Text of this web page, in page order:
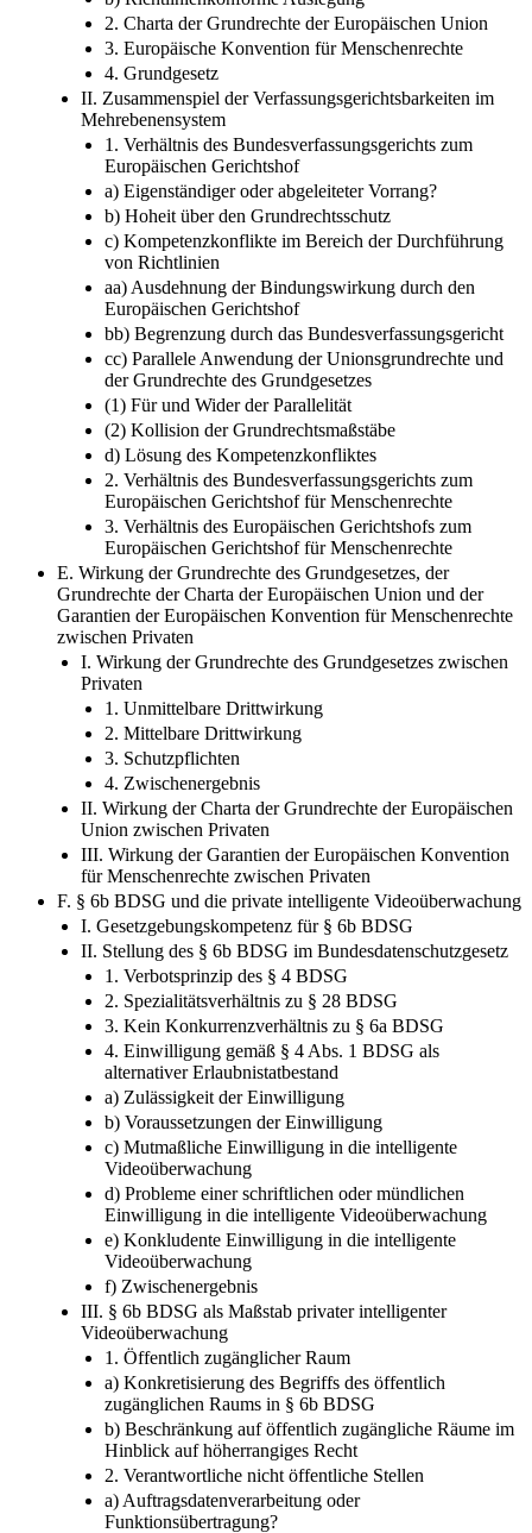
2. Charta der Grundrechte der Europäischen Union
3. Europäische Konvention für Menschenrechte
4. Grundgesetz
II. Zusammenspiel der Verfassungsgerichtsbarkeiten im
Mehrebenensystem
1. Verhältnis des Bundesverfassungsgerichts zum
Europäischen Gerichtshof
a) Eigenständiger oder abgeleiteter Vorrang?
b) Hoheit über den Grundrechtsschutz
c) Kompetenzkonflikte im Bereich der Durchführung
von Richtlinien
aa) Ausdehnung der Bindungswirkung durch den
Europäischen Gerichtshof
bb) Begrenzung durch das Bundesverfassungsgericht
cc) Parallele Anwendung der Unionsgrundrechte und
der Grundrechte des Grundgesetzes
(1) Für und Wider der Parallelität
(2) Kollision der Grundrechtsmaßstäbe
d) Lösung des Kompetenzkonfliktes
2. Verhältnis des Bundesverfassungsgerichts zum
Europäischen Gerichtshof für Menschenrechte
3. Verhältnis des Europäischen Gerichtshofs zum
Europäischen Gerichtshof für Menschenrechte
E. Wirkung der Grundrechte des Grundgesetzes, der
Grundrechte der Charta der Europäischen Union und der
Garantien der Europäischen Konvention für Menschenrechte
zwischen Privaten
I. Wirkung der Grundrechte des Grundgesetzes zwischen
Privaten
1. Unmittelbare Drittwirkung
2. Mittelbare Drittwirkung
3. Schutzpflichten
4. Zwischenergebnis
II. Wirkung der Charta der Grundrechte der Europäischen
Union zwischen Privaten
III. Wirkung der Garantien der Europäischen Konvention
für Menschenrechte zwischen Privaten
F. § 6b BDSG und die private intelligente Videoüberwachung
I. Gesetzgebungskompetenz für § 6b BDSG
II. Stellung des § 6b BDSG im Bundesdatenschutzgesetz
1. Verbotsprinzip des § 4 BDSG
2. Spezialitätsverhältnis zu § 28 BDSG
3. Kein Konkurrenzverhältnis zu § 6a BDSG
4. Einwilligung gemäß § 4 Abs. 1 BDSG als
alternativer Erlaubnistatbestand
a) Zulässigkeit der Einwilligung
b) Voraussetzungen der Einwilligung
c) Mutmaßliche Einwilligung in die intelligente
Videoüberwachung
d) Probleme einer schriftlichen oder mündlichen
Einwilligung in die intelligente Videoüberwachung
e) Konkludente Einwilligung in die intelligente
Videoüberwachung
f) Zwischenergebnis
III. § 6b BDSG als Maßstab privater intelligenter
Videoüberwachung
1. Öffentlich zugänglicher Raum
a) Konkretisierung des Begriffs des öffentlich
zugänglichen Raums in § 6b BDSG
b) Beschränkung auf öffentlich zugängliche Räume im
Hinblick auf höherrangiges Recht
2. Verantwortliche nicht öffentliche Stellen
a) Auftragsdatenverarbeitung oder
Funktionsübertragung?